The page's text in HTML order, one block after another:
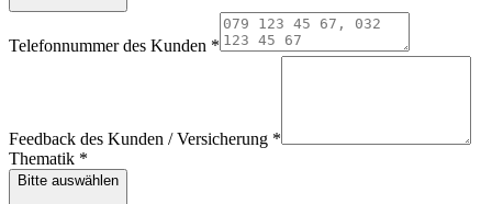
Telefonnummer des Kunden *
Feedback des Kunden / Versicherung *
Thematik *
Bitte auswählen